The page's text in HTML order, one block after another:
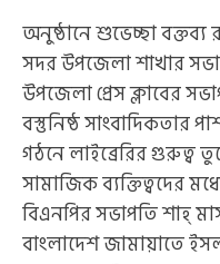
অনুষ্ঠানে শুভেচ্ছা বক্তব্য
সদর উপজেলা শাখার
উপজেলা প্রেস ক্লাবের
বস্তুনিষ্ঠ সাংবাদিকতার
গঠনে লাইব্রেরির গুরুত্ব
সামাজিক ব্যক্তিত্বদের
বিএনপির সভাপতি শাহ্
বাংলাদেশ জামায়াতে